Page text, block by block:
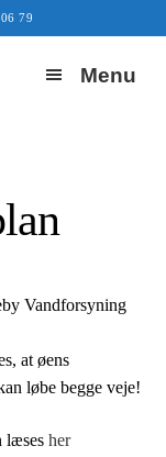
79
Menu
Vandforsyning
at øens
løbe begge veje!
læsesher